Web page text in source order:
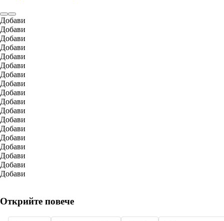
Добави
Добави
Добави
Добави
Добави
Добави
Добави
Добави
Добави
Добави
Добави
Добави
Добави
Добави
Добави
Добави
Добави
Добави
Открийте повече